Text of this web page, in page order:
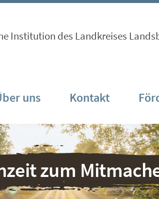
Institution des Landkreises
uns Kontakt
zum